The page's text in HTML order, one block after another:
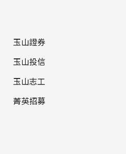
玉山證券
玉山投信
玉山志工
菁英招募